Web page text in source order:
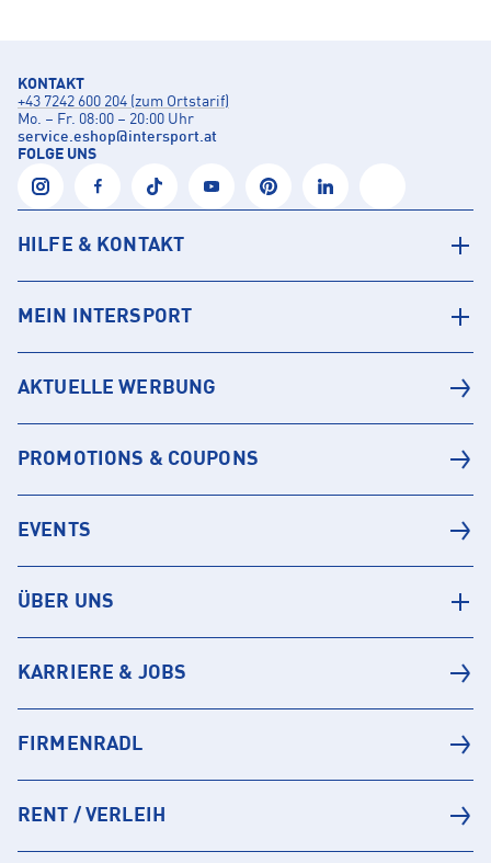
KONTAKT
+43 7242 600 204 (zum Ortstarif)
Mo. – Fr. 08:00 – 20:00 Uhr
service.eshop@intersport.at
FOLGE UNS
HILFE & KONTAKT
MEIN INTERSPORT
AKTUELLE WERBUNG
PROMOTIONS & COUPONS
EVENTS
ÜBER UNS
KARRIERE & JOBS
FIRMENRADL
RENT / VERLEIH